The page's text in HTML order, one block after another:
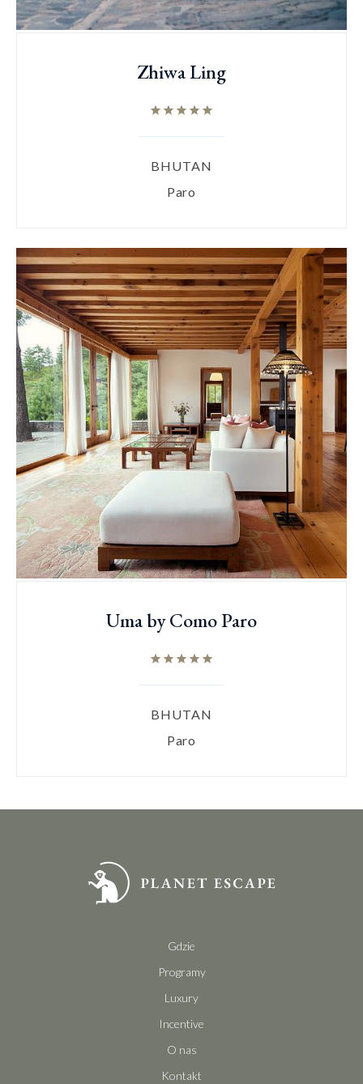
Zhiwa Ling
BHUTAN
Paro
Uma by Como Paro
BHUTAN
Paro
Gdzie
Programy
Luxury
Incentive
O nas
Kontakt